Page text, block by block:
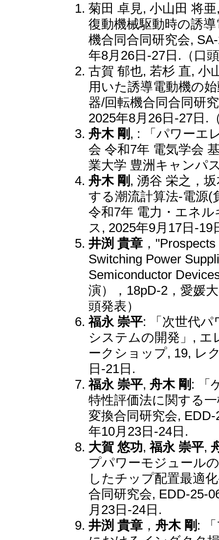
菊田 卓見, 小山田 将
復動機械駆動時の誘
機合同合同研究会,
年8月26日-27日.（口
古賀 郁也, 若杉 直, 小
用いた誘導電動機の
器/回転機合同合同研
2025年8月26日-27日.
舟木 剛 , : 「パワーエ
会 令和7年 電気学会
業大学 豊洲キャンパ
舟木 剛 , 湧谷 栄之，
する潮流計算法-電源(
令和7年 電力・エネ
ス, 2025年9月17日-19
井渕 貴章 ，
Switching Power
Semiconductor
演），18pD-2，愛媛
頭発表）
福永 崇平: 「次世代
システムの開発」, エ
ークショップ, 19, レ
日-21日.
福永 崇平,舟木 剛 : 「
特性評価法に関する
変換合同研究会,
年10月23日-24日.
大賀 悠功,福永 崇平,
プパワーモジュール
したチップ配置最適
合同研究会, EDD-25-
月23日-24日.
井渕 貴章 ，舟木 剛 :